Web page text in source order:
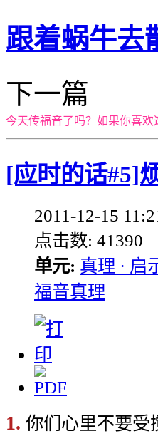
跟着蜗牛去
下一篇
今天传福音了吗？如果你喜
[应时的话#5]
2011-12-15
点击数: 41390
单元: 真理 · 启
福音真理
1. 你们心里不要受